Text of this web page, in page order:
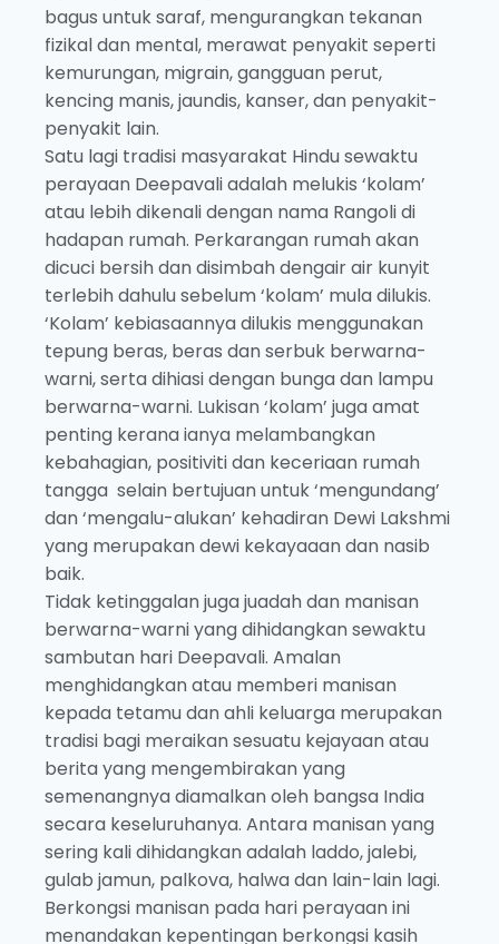
bagus untuk saraf, mengurangkan tekanan
fizikal dan mental, merawat penyakit seperti
kemurungan, migrain, gangguan perut,
kencing manis, jaundis, kanser, dan penyakit-
penyakit lain.
Satu lagi tradisi masyarakat Hindu sewaktu
perayaan Deepavali adalah melukis ‘kolam’
atau lebih dikenali dengan nama Rangoli di
hadapan rumah. Perkarangan rumah akan
dicuci bersih dan disimbah dengair air kunyit
terlebih dahulu sebelum ‘kolam’ mula dilukis.
‘Kolam’ kebiasaannya dilukis menggunakan
tepung beras, beras dan serbuk berwarna-
warni, serta dihiasi dengan bunga dan lampu
berwarna-warni. Lukisan ‘kolam’ juga amat
penting kerana ianya melambangkan
kebahagian, positiviti dan keceriaan rumah
tangga selain bertujuan untuk ‘mengundang’
dan ‘mengalu-alukan’ kehadiran Dewi Lakshmi
yang merupakan dewi kekayaaan dan nasib
baik.
Tidak ketinggalan juga juadah dan manisan
berwarna-warni yang dihidangkan sewaktu
sambutan hari Deepavali. Amalan
menghidangkan atau memberi manisan
kepada tetamu dan ahli keluarga merupakan
tradisi bagi meraikan sesuatu kejayaan atau
berita yang mengembirakan yang
semenangnya diamalkan oleh bangsa India
secara keseluruhanya. Antara manisan yang
sering kali dihidangkan adalah laddo, jalebi,
gulab jamun, palkova, halwa dan lain-lain lagi.
Berkongsi manisan pada hari perayaan ini
menandakan kepentingan berkongsi kasih